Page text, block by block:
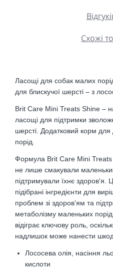
Схожі
Ласощі для собак малих
для блискучої шерсті – з
Brit Care Mini Treats Shine –
ласощі для підтримки
шерсті. Додатковий корм для
порід.
Формула Brit Care Mini
не лише смакували
підтримували їхнє здоров'я.
підібрані інгредієнти для
проблем зі здоров'ям та
метаболізму маленьких
відіграє ключову роль,
надлишок може нанести
Лососева олія, насіння
кислоти